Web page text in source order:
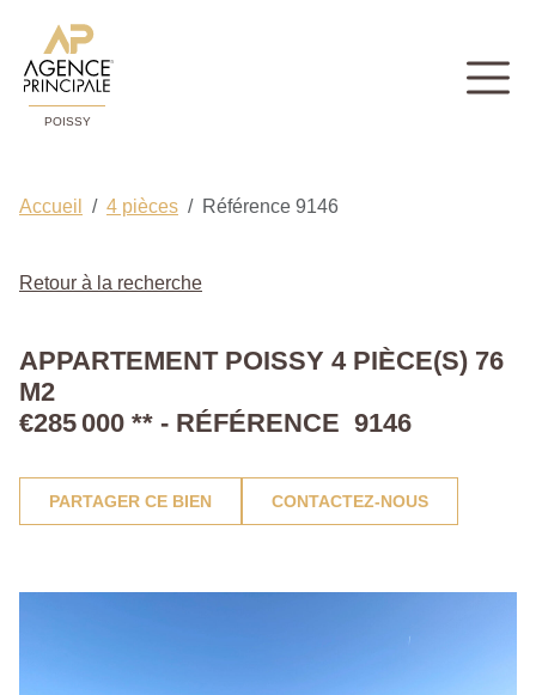
POISSY
Accueil 4 pièces Référence 9146
Retour à la recherche
APPARTEMENT POISSY 4 PIÈCE(S) 76
M2
€285 000 ** - RÉFÉRENCE 9146
PARTAGER CE BIEN CONTACTEZ-NOUS